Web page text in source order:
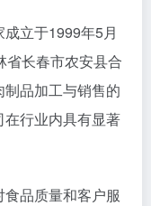
立于1999年5月
省长春市农安县合
品加工与销售的
行业内具有显著
品质量和客户服